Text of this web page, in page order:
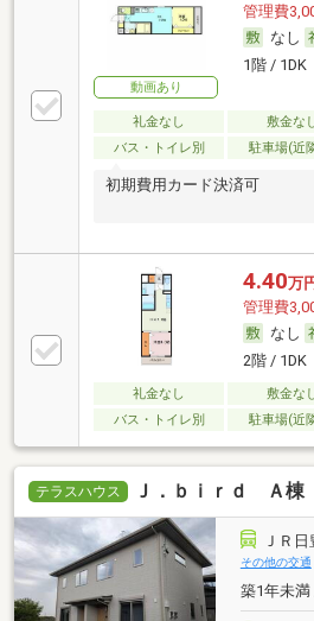
動画あり
管理費
なし
1階 / 1DK
礼金なし 敷金な
バス・トイレ別
駐車場(近
初期費用カード決済可
4.40万
管理費
なし
2階 / 1DK
礼金なし 敷金な
バス・トイレ別
駐車場(近
テラスハウス Ｊ．ｂｉｒｄ Ａ棟
ＪＲ
その他の交通
築1年未満